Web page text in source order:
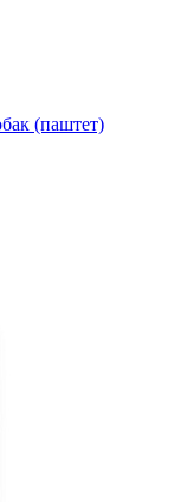
(паштет)